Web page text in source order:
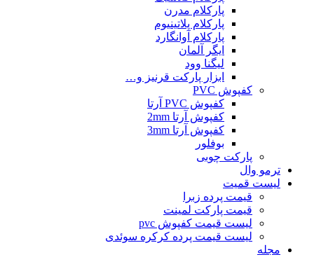
پارکلام مدرن
پارکلام پلاتینیوم
پارکلام آوانگارد
ایگر آلمان
لیگنا وود
ابزار پارکت قرنیز و…
کفپوش PVC
کفپوش PVC آرتا
کفپوش آرتا 2mm
کفپوش آرتا 3mm
بوفلور
پارکت چوبی
ترمو وال
لیست قمیت
قیمت پرده زبرا
قیمت پارکت لمینت
لیست قیمت کفپوش pvc
لیست قیمت پرده کرکره سوئدی
مجله